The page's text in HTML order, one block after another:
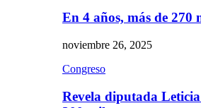
En 4 años, más de 270
noviembre 26, 2025
Congreso
Revela diputada